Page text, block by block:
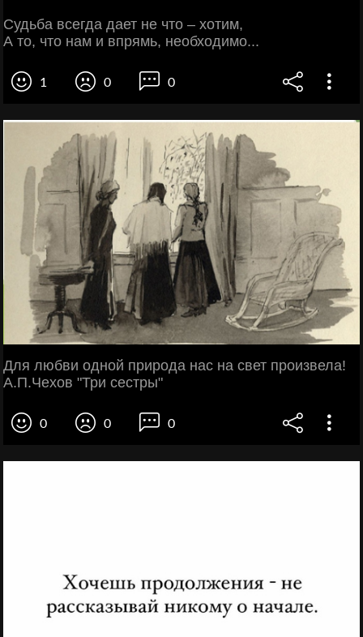
Судьба всегда дает не что – хотим,
А то, что нам и впрямь, необходимо...
1 0 0
Для любви одной природа нас на свет произвела!
А.П.Чехов "Три сестры"
0 0 0